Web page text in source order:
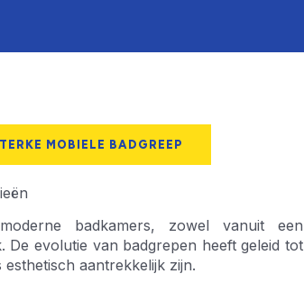
MOBIELE BADGREEP
badkamers, zowel vanuit een
De evolutie van badgrepen heeft geleid tot
aantrekkelijk zijn.